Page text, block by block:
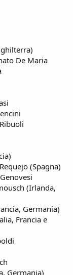
De Maria
(Spagna)
(Irlanda,
Germania)
Francia e
Germania)